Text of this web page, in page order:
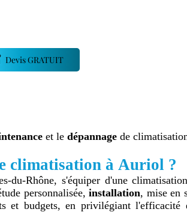
Devis GRATUIT
et le dépannage de
climatisation à Auriol ?
s'équiper d'une
personnalisée, installation, mise en
et budgets, en privilégiant l'efficacité